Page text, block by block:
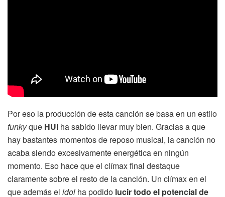
Por eso la producción de esta canción se basa en un estilo
funkyque HUI ha sabido llevar muy bien. Gracias a que
hay bastantes momentos de reposo musical, la canción no
acaba siendo excesivamente energética en ningún
momento. Eso hace que el clímax final destaque
claramente sobre el resto de la canción. Un clímax en el
que además el idol ha podido lucir todo el potencial de